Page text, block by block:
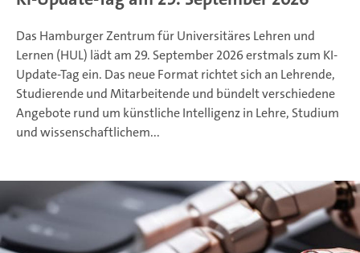
Das Hamburger Zentrum für Universitäres Lehren und
Lernen (HUL) lädt am 29. September 2026 erstmals zum KI-
Update-Tag ein. Das neue Format richtet sich an Lehrende,
Studierende und Mitarbeitende und bündelt verschiedene
Angebote rund um künstliche Intelligenz in Lehre, Studium
und wissenschaftlichem...